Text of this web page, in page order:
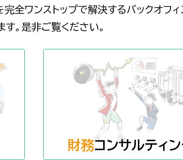
全ワンストップで解決するバックオフ
。是非ご覧ください。
財務コンサルティ